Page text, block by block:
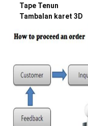
Tape Tenun
Tambalan karet 3D